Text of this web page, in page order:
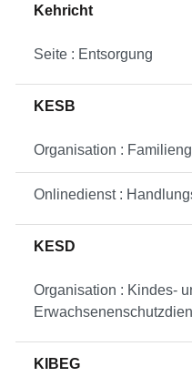
Kehricht
Seite : Entsorgung
KESB
Organisation :
Onlinedienst :
KESD
Organisation : Kindes-
KIBEG